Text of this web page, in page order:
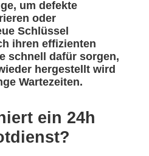
um defekte
oder
Schlüssel
ihren effizienten
schnell dafür sorgen,
hergestellt wird
Wartezeiten.
ein 24h